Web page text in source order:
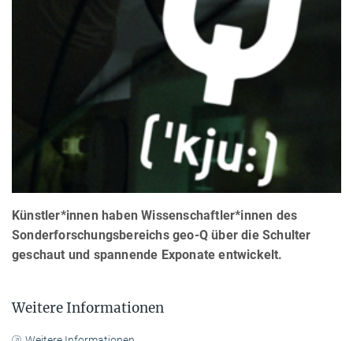
Künstler*innen haben Wissenschaftler*innen des
Sonderforschungsbereichs geo-Q über die Schulter
geschaut und spannende Exponate entwickelt.
Weitere Informationen